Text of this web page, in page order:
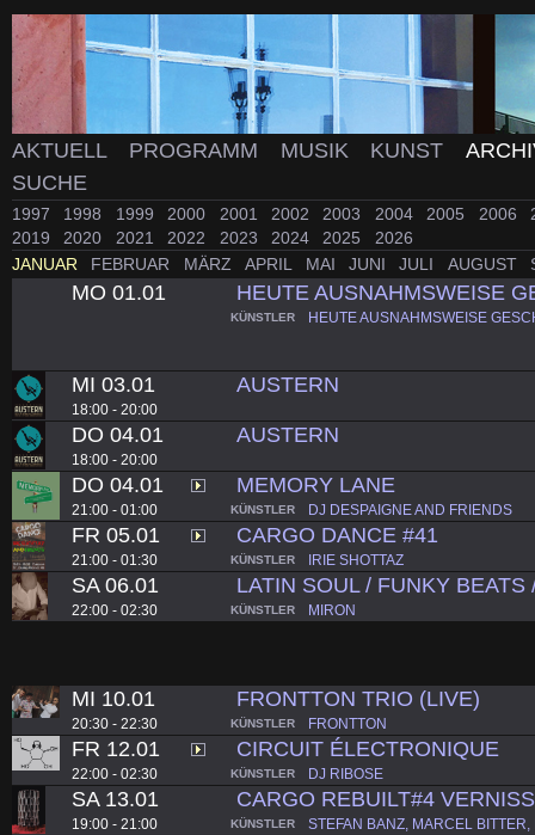
AKTUELL PROGRAMM MUSIK KUNST
SUCHE
1997 1998 1999 2000 2001 2002 2003 2004 2005 2006
2019
2020 2021 2022 2023 2024 2025
2026
JANUAR
FEBRUAR MÄRZ APRIL MAI JUNI JULI AUGUST
MO 01.01 HEUTE AUSNAHMSWEISE
KÜNSTLER HEUTE AUSNAHMSWEISE
MI 03.01
18:00 - 20:00
AUSTERN
DO 04.01
18:00 - 20:00
AUSTERN
DO 04.01
21:00 - 01:00
MEMORY LANE
KÜNSTLER DJ DESPAIGNE AND FRIENDS
FR 05.01
21:00 - 01:30
CARGO DANCE #41
KÜNSTLER IRIE SHOTTAZ
SA 06.01
22:00 - 02:30
LATIN SOUL / FUNKY
KÜNSTLER MIRON
MI 10.01
20:30 - 22:30
FRONTTON TRIO (LIVE)
KÜNSTLER FRONTTON
FR 12.01
22:00 - 02:30
CIRCUIT ÉLECTRONIQUE
KÜNSTLER DJ RIBOSE
SA 13.01
19:00 - 21:00
CARGO REBUILT#4
KÜNSTLER STEFAN BANZ, MARCEL